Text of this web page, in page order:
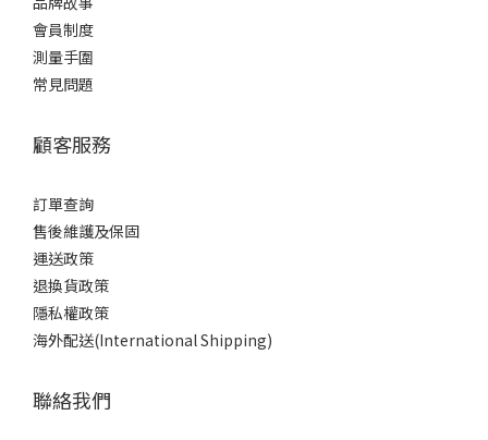
會員制度
測量手圍
常見問題
顧客服務
訂單查詢
售後維護及保固
運送政策
退換貨政策
隱私權政策
海外配送(International Shipping)
聯絡我們